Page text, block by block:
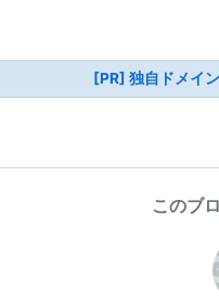
[PR] 独自ドメイ
このブ